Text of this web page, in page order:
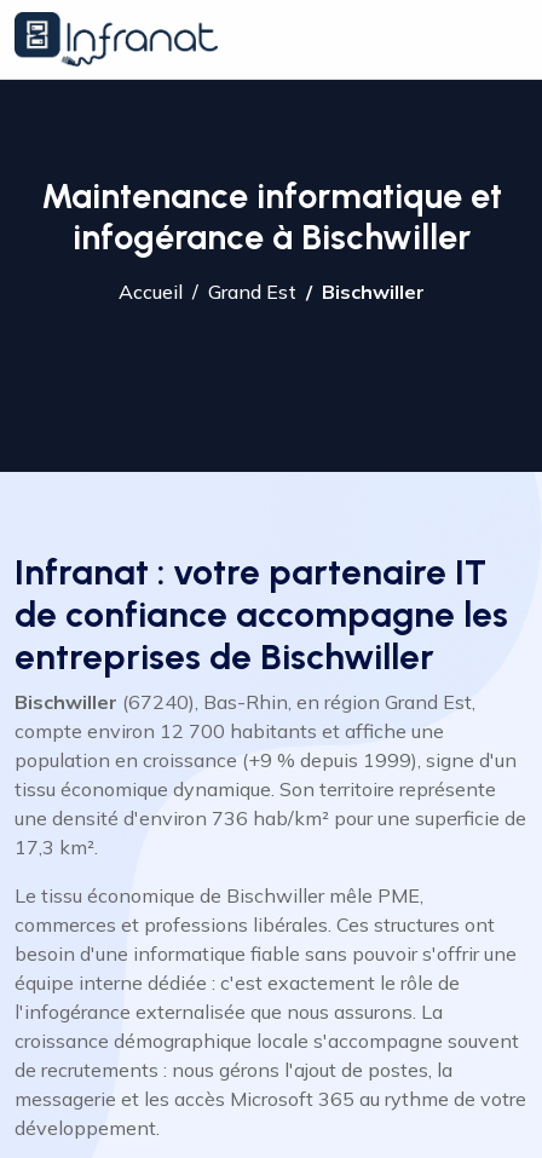
Maintenance informatique et
infogérance à Bischwiller
Accueil Grand Est Bischwiller
Infranat : votre partenaire IT
de confiance accompagne les
entreprises de Bischwiller
Bischwiller (67240), Bas-Rhin, en région Grand Est,
compte environ 12 700 habitants et affiche une
population en croissance (+9 % depuis 1999), signe d'un
tissu économique dynamique. Son territoire représente
une densité d'environ 736 hab/km² pour une superficie de
17,3 km².
Le tissu économique de Bischwiller mêle PME,
commerces et professions libérales. Ces structures ont
besoin d'une informatique fiable sans pouvoir s'offrir une
équipe interne dédiée : c'est exactement le rôle de
l'infogérance externalisée que nous assurons. La
croissance démographique locale s'accompagne souvent
de recrutements : nous gérons l'ajout de postes, la
messagerie et les accès Microsoft 365 au rythme de votre
développement.